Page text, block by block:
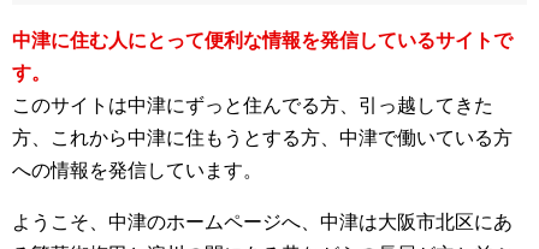
中津に住む人にとって便利な情報を発信しているサイトで
す。
このサイトは中津にずっと住んでる方、引っ越してきた
方、これから中津に住もうとする方、中津で働いている方
への情報を発信しています。
ようこそ、中津のホームページへ、中津は大阪市北区にあ